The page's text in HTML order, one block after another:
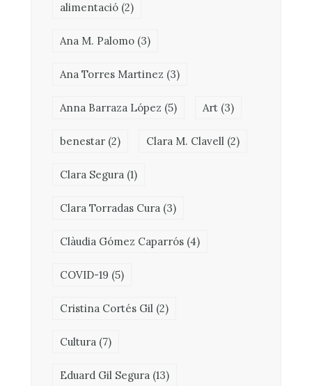
alimentació (2)
Ana M. Palomo (3)
Ana Torres Martinez (3)
Anna Barraza López (5) Art (3)
benestar (2) Clara M. Clavell (2)
Clara Segura (1)
Clara Torradas Cura (3)
Clàudia Gómez Caparrós (4)
COVID-19 (5)
Cristina Cortés Gil (2)
Cultura (7)
Eduard Gil Segura (13)